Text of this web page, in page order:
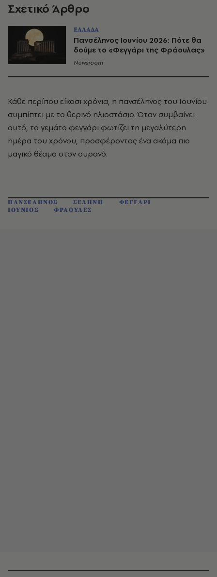
Σχετικό Άρθρο
ΕΛΛΑΔΑ
Πανσέληνος Ιουνίου 2026: Πότε θα
δούμε το «Φεγγάρι της Φράουλας»
Newsroom
Κάθε περίπου είκοσι χρόνια, η πανσέληνος του Ιουνίου
συμπίπτει με το θερινό ηλιοστάσιο. Όταν συμβαίνει
αυτό, το γεμάτο φεγγάρι φωτίζει τη μεγαλύτερη
ημέρα του χρόνου, προσφέροντας ένα ακόμα πιο
μαγικό θέαμα στον ουρανό.
ΠΑΝΣΕΛΗΝΟΣ ΣΕΛΗΝΗ
ΦΕΓΓΑΡΙ
ΙΟΥΝΙΟΣ
ΦΡΑΟΥΛΕΣ